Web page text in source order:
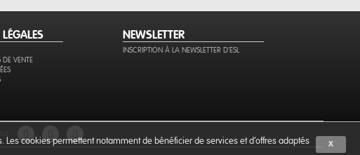
DE VENTE
NEWSLETTER
INSCRIPTION À LA NEWSLETTER D'ESL
X
cookies permettent notamment de bénéficier de services et d'offres adaptés